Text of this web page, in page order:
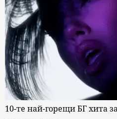
10-те най-горещи БГ хита